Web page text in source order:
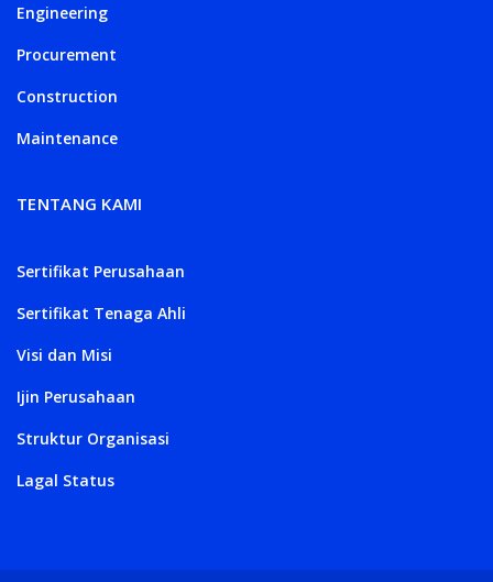
Engineering
Procurement
Construction
Maintenance
TENTANG KAMI
Sertifikat Perusahaan
Sertifikat Tenaga Ahli
Visi dan Misi
Ijin Perusahaan
Struktur Organisasi
Lagal Status